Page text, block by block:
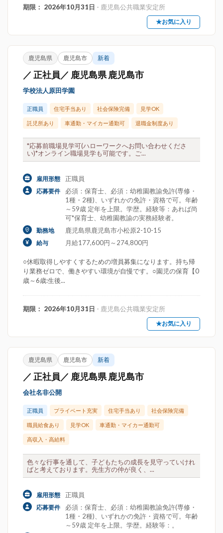
期限： 2026年10月31日 - 鹿児島公共職業安定所
★お気に入り
鹿児島県 鹿児島市 新着
／ 正社員／ 鹿児島県 鹿児島市
学校法人原田学園
正職員 住宅手当あり 社会保険完備 見学OK
託児所あり 車通勤・マイカー通勤可 退職金制度あり
*応募前職場見学可(ハローワークへお問い合わせくださ
い)*オンライン職場見学も可能です。ご...
雇用形態 正職員
応募要件
必須：保育士、必須：幼稚園教諭免許(専修・
1種・2種)、いずれかの免許・資格で可。年齢
～59歳 定年を上限。学歴。経験等：あれば尚
可*保育士、幼稚園教諭の実務経験者。
勤務地 鹿児島県鹿児島市小松原2-10-15
給与 月給177,600円～274,800円
○休暇取得しやすくするための増員募集になります。持ち帰
り業務ゼロで、働きやすい環境が自慢です。○園児の保育【0
歳～6歳:生後...
期限： 2026年10月31日 - 鹿児島公共職業安定所
★お気に入り
鹿児島県 鹿児島市 新着
／ 正社員／ 鹿児島県 鹿児島市
会社名非公開
正職員 プライベート充実 住宅手当あり 社会保険完備
職員給食あり 見学OK 車通勤・マイカー通勤可
高収入・高給料
色々な行事を通して、子どもたちの成長を見守っていけれ
ばと考えております。先生方の仲が良く、...
雇用形態 正職員
応募要件
必須：保育士、必須：幼稚園教諭免許(専修・
1種・2種)、いずれかの免許・資格で可。年齢
～59歳 定年を上限。学歴。経験等：。